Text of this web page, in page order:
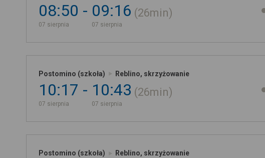
08:50
07 sierpnia
09:16
07 sierpnia
26min
Postomino (szkoła) Reblino, skrzyżowanie
10:17
07 sierpnia
10:43
07 sierpnia
26min
Postomino (szkoła) Reblino, skrzyżowanie